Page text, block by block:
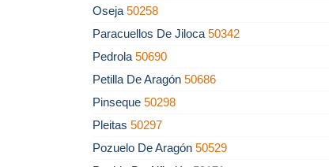
Oseja 50258
Paracuellos De Jiloca 50342
Pedrola 50690
Petilla De Aragón 50686
Pinseque 50298
Pleitas 50297
Pozuelo De Aragón 50529